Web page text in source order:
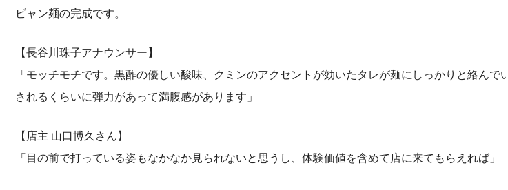
ビャン麺の完成です。
【長谷川珠子アナウンサー】
「モッチモチです。黒酢の優しい酸味、クミンのアクセントが効いたタレが麺にしっかりと絡んで
されるくらいに弾力があって満腹感があります」
【店主 山口博久さん】
「目の前で打っている姿もなかなか見られないと思うし、体験価値を含めて店に来てもらえれば」